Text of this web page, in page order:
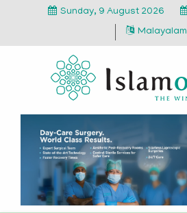
Sunday, 9 August 2026
Malayalam